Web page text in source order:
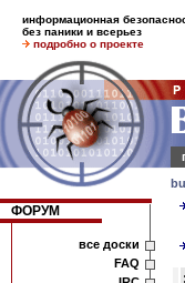
информационная
без паники и всерьез
подробно о проекте
ФОРУМ
все доски
FAQ